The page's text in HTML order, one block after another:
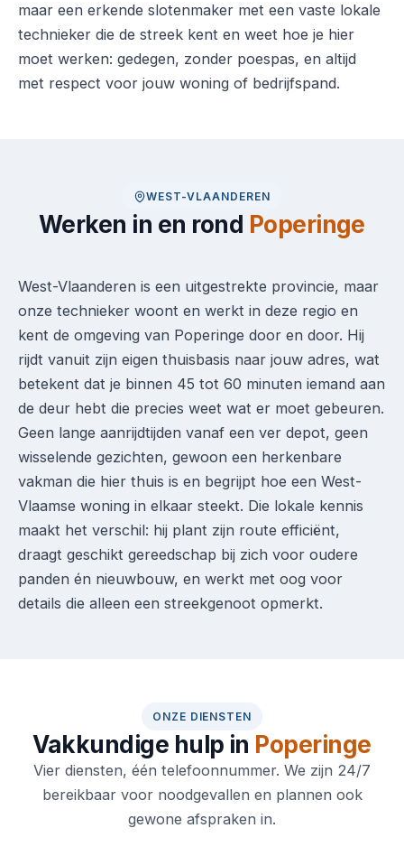
maar een erkende slotenmaker met een vaste lokale
technieker die de streek kent en weet hoe je hier
moet werken: gedegen, zonder poespas, en altijd
met respect voor jouw woning of bedrijfspand.
WEST-VLAANDEREN
Werken in en rond Poperinge
West-Vlaanderen is een uitgestrekte provincie, maar
onze technieker woont en werkt in deze regio en
kent de omgeving van Poperinge door en door. Hij
rijdt vanuit zijn eigen thuisbasis naar jouw adres, wat
betekent dat je binnen 45 tot 60 minuten iemand aan
de deur hebt die precies weet wat er moet gebeuren.
Geen lange aanrijdtijden vanaf een ver depot, geen
wisselende gezichten, gewoon een herkenbare
vakman die hier thuis is en begrijpt hoe een West-
Vlaamse woning in elkaar steekt. Die lokale kennis
maakt het verschil: hij plant zijn route efficiënt,
draagt geschikt gereedschap bij zich voor oudere
panden én nieuwbouw, en werkt met oog voor
details die alleen een streekgenoot opmerkt.
ONZE DIENSTEN
Vakkundige hulp in Poperinge
Vier diensten, één telefoonnummer. We zijn 24/7
bereikbaar voor noodgevallen en plannen ook
gewone afspraken in.